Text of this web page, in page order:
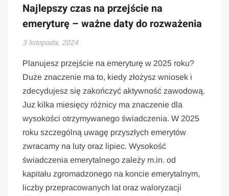
Najlepszy czas na przejście na
emeryturę – ważne daty do rozważenia
3 listopada, 2024
Planujesz przejście na emeryturę w 2025 roku?
Duże znaczenie ma to, kiedy złożysz wniosek i
zdecydujesz się zakończyć aktywność zawodową.
Juz kilka miesięcy różnicy ma znaczenie dla
wysokości otrzymywanego świadczenia. W 2025
roku szczególną uwagę przyszłych emerytów
zwracamy na luty oraz lipiec. Wysokość
świadczenia emerytalnego zależy m.in. od
kapitału zgromadzonego na koncie emerytalnym,
liczby przepracowanych lat oraz waloryzacji